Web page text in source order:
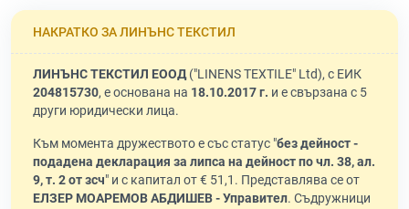
НАКРАТКО ЗА ЛИНЪНС ТЕКСТИЛ
ЛИНЪНС ТЕКСТИЛ ЕООД("LINENS TEXTILE" Ltd), с ЕИК
204815730, е основана на 18.10.2017 г. и е свързана с 5
други юридически лица.
Към момента дружеството е със статус "без дейност -
подадена декларация за липса на дейност по чл. 38, ал.
9, т. 2 от зсч" и с капитал от € 51,1. Представлява се от
ЕЛЗЕР МОАРЕМОВ АБДИШЕВ - Управител. Съдружници